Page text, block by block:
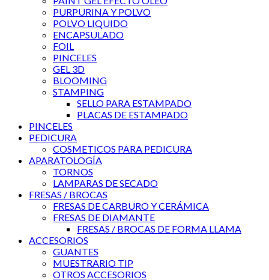
PURPURINA Y POLVO
POLVO LIQUIDO
ENCAPSULADO
FOIL
PINCELES
GEL 3D
BLOOMING
STAMPING
SELLO PARA ESTAMPADO
PLACAS DE ESTAMPADO
PINCELES
PEDICURA
COSMETICOS PARA PEDICURA
APARATOLOGÍA
TORNOS
LAMPARAS DE SECADO
FRESAS / BROCAS
FRESAS DE CARBURO Y CERÁMICA
FRESAS DE DIAMANTE
FRESAS / BROCAS DE FORMA LLAMA
ACCESORIOS
GUANTES
MUESTRARIO TIP
OTROS ACCESORIOS